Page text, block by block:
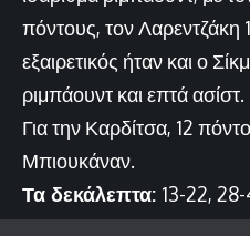
πόντους, τον Λαρεντζάκη
εξαιρετικός ήταν και ο
ριμπάουντ και επτά ασίστ.
Για την Καρδίτσα, 12
Μπιουκάναν.
Τα δεκάλεπτα: 13-22,